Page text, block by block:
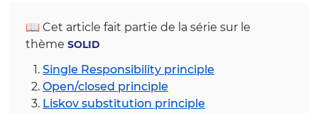
📖 Cet article fait partie de la série sur le
thème SOLID
Single Responsibility principle
Open/closed principle
Liskov substitution principle